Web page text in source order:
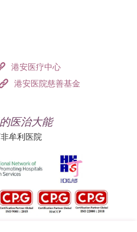
港安医疗中心
港安医院慈善基金
医治大能
牟利医院